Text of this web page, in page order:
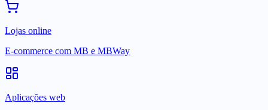
Lojas online
E-commerce com MB e MBWay
Aplicações web